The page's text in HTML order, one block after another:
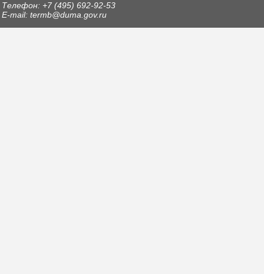
Телефон: +7 (495) 692-92-53
E-mail: termb@duma.gov.ru